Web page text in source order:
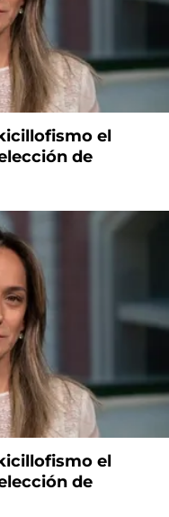
el
de
el
de